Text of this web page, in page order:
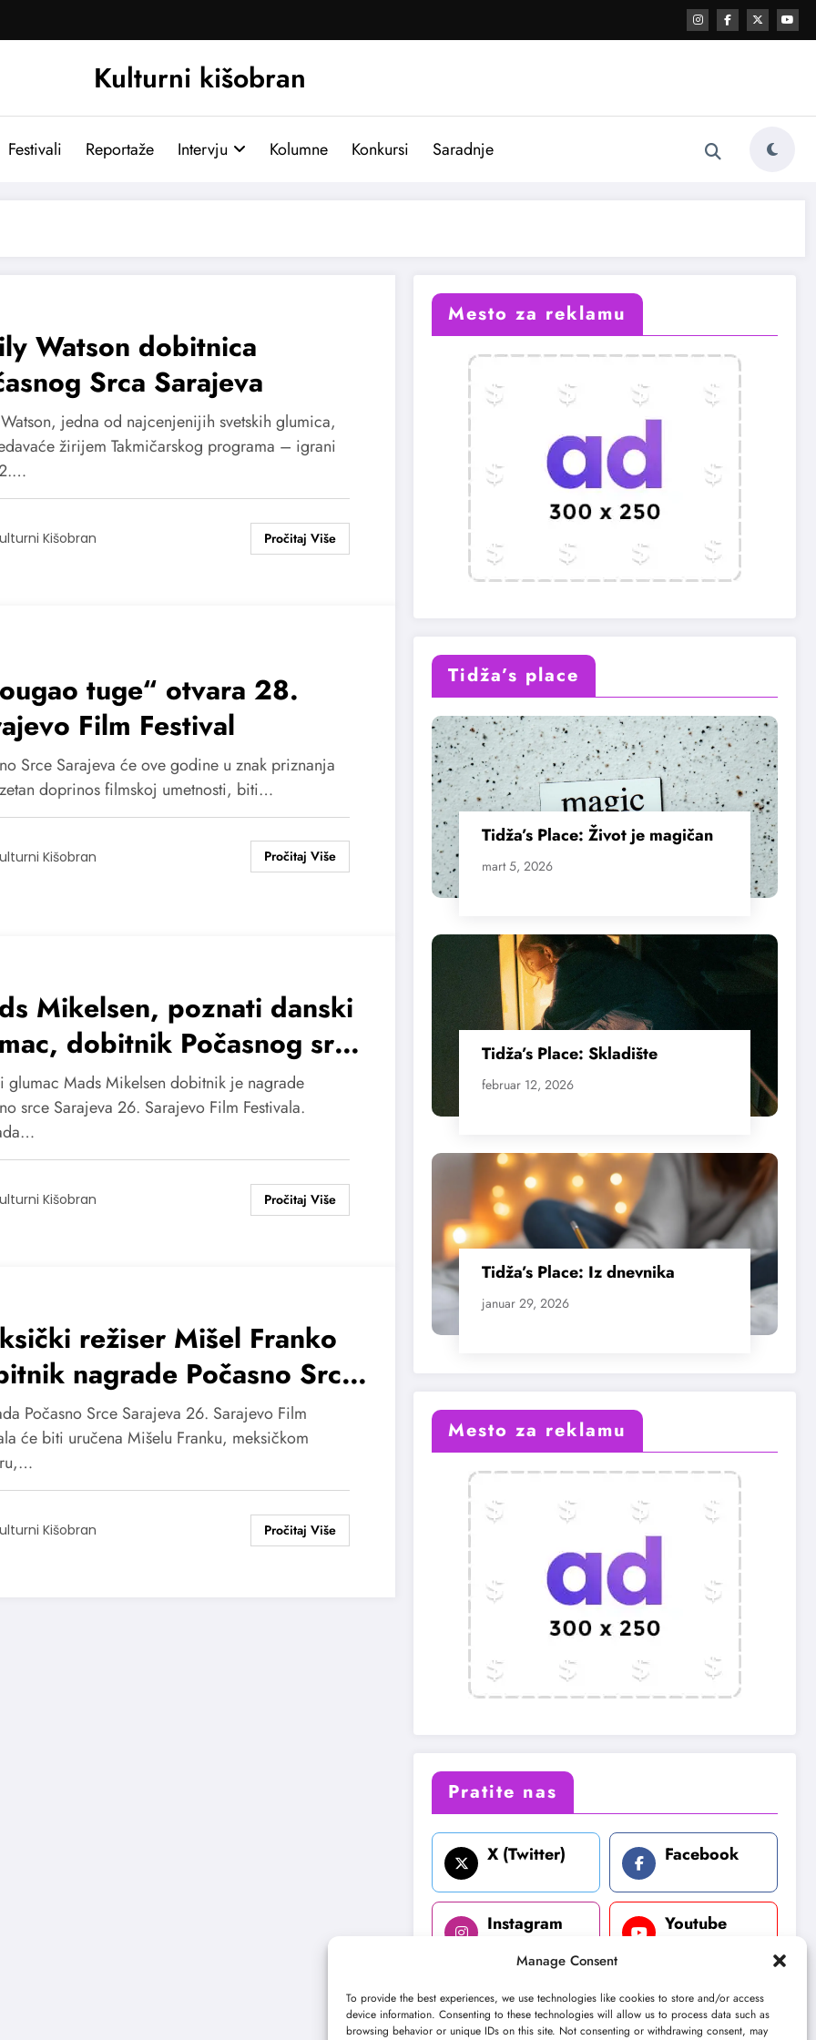
Manage Consent
To provide the best experiences, we use technologies like cookies to store and/or access
device information. Consenting to these technologies will allow us to process data such as
browsing behavior or unique IDs on this site. Not consenting or withdrawing consent, may
Kulturni kišobran
Festivali Reportaže Intervju Kolumne Konkursi Saradnje
Watson dobitnica
Srca Sarajeva
jedna od najcenjenijih svetskih glumica,
žirijem Takmičarskog programa – igrani
Kišobran
tuge“ otvara 28.
Film Festival
Srce Sarajeva će ove godine u znak priznanja
doprinos filmskoj umetnosti, biti…
Kišobran
Mikelsen, poznati danski
dobitnik Počasnog srca
glumac Mads Mikelsen dobitnik je nagrade
srce Sarajeva 26. Sarajevo Film Festivala.
Kišobran
režiser Mišel Franko
nagrade Počasno Srce
Počasno Srce Sarajeva 26. Sarajevo Film
će biti uručena Mišelu Franku, meksičkom
Kišobran
Mesto za reklamu
Tidža’s place
Tidža’s Place: Život je magičan
mart 5, 2026
Tidža’s Place: Skladište
februar 12, 2026
Tidža’s Place: Iz dnevnika
januar 29, 2026
Mesto za reklamu
Pratite nas
X (Twitter) Facebook
Instagram Youtube
LinkedIn